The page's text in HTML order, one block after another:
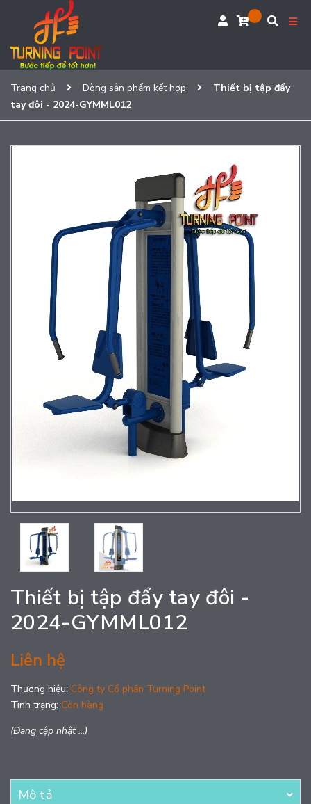
Trang chủ Dòng sản phẩm kết hợp
Thiết bị tập đẩy
tay đôi - 2024-GYMML012
Thiết bị tập đẩy tay đôi -
2024-GYMML012
Liên hệ
Thương hiệu: Công ty Cổ phần Turning Point
Tình trạng: Còn hàng
(Đang cập nhật ...)
Mô tả